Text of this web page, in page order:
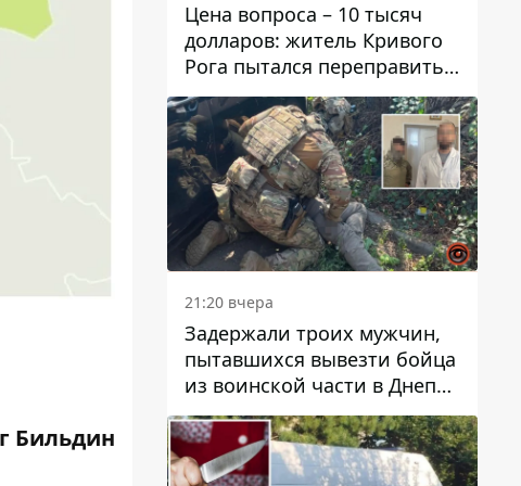
Бильдин
Цена вопроса – 10 тысяч
долларов: житель Кривого
Рога пытался переправить
мужчину в Словакию
21:20 вчера
Задержали троих мужчин,
пытавшихся вывезти бойца
из воинской части в Днепр
за 7 тысяч долларов: среди
них был врач